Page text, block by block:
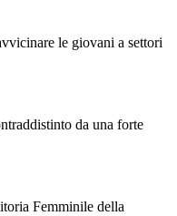
le giovani a settori
da una forte
Femminile della